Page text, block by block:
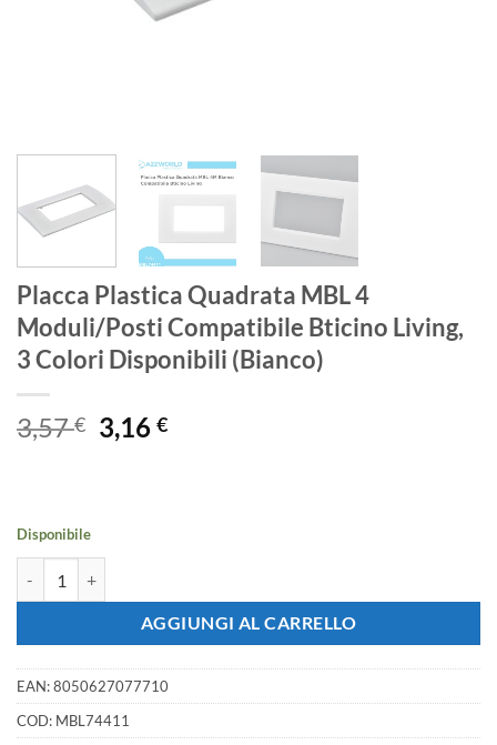
Placca Plastica Quadrata MBL 4
Moduli/Posti Compatibile Bticino Living,
3 Colori Disponibili (Bianco)
3,57€ Il
prezzo
3,16€Il
Disponibile
AGGIUNGI AL CARRELLO
EAN:8050627077710
COD: MBL74411